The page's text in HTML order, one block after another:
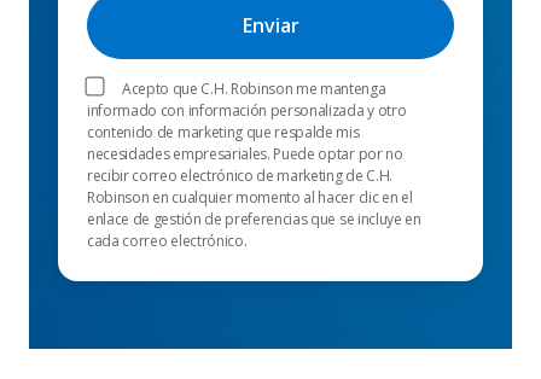
Acepto que C.H. Robinson me mantenga
informado con información personalizada y otro
contenido de marketing que respalde mis
necesidades empresariales. Puede optar por no
recibir correo electrónico de marketing de C.H.
Robinson en cualquier momento al hacer clic en el
enlace de gestión de preferencias que se incluye en
cada correo electrónico.